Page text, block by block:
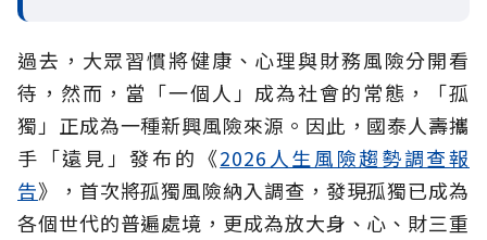
過去，大眾習慣將健康、心理與財務風險分開看
待，然而，當「一個人」成為社會的常態，「孤
獨」正成為一種新興風險來源。因此，國泰人壽攜
手「遠見」發布的《2026人生風險趨勢調查報
告》，首次將孤獨風險納入調查，發現孤獨已成為
各個世代的普遍處境，更成為放大身、心、財三重